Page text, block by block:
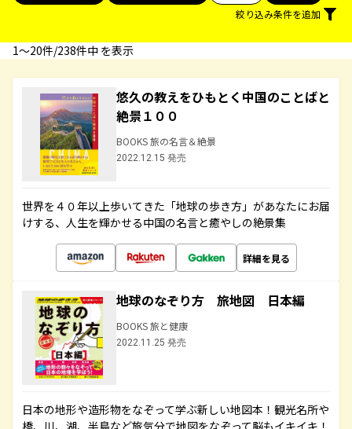
絞り込み条件を追加
1〜20件/238件中 を表示
悠久の教えをひもとく中国のことばと
絶景１００
BOOKS 旅の名言＆絶景
2022.12.15 発売
世界を４０年以上歩いてきた「地球の歩き方」があなたにお届
けする、人生を輝かせる中国の名言と癒やしの絶景集
詳細を見る
地球のなぞり方 旅地図 日本編
BOOKS 旅と健康
2022.11.25 発売
日本の地形や造形物をなぞって学ぶ新しい地図本！観光名所や
橋、川、湖、半島など旅気分で地図をなぞって脳もイキイキ！